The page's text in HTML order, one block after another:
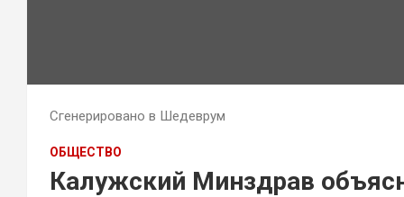
Сгенерировано в Шедеврум
ОБЩЕСТВО
Калужский Минздрав